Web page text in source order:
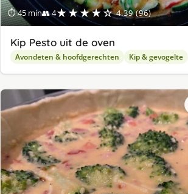
⏱ 45 min👥 4★★★★☆ 4.39 (96)
Kip Pesto uit de oven
Avondeten & hoofdgerechten Kip & gevogelte